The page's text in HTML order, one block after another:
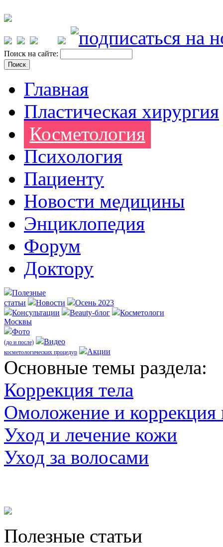
Поиск на сайте:
Главная
Пластическая хирургия
Косметология
Психология
Пациенту
Новости медицины
Энциклопедия
Форум
Доктору
Полезные
статьи
Новости
Осень 2023
Консультации
Beauty-блог
Косметологи
Москвы
Фото
(до и после) Видео
косметологических процедур Акции
Оcновные темы раздела:
Коррекция тела
Омоложение и коррекция
Уход и лечение кожи
Уход за волосами
Полезные статьи